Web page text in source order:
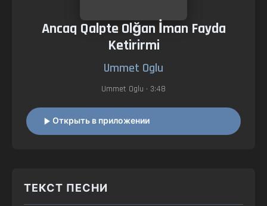
Ancaq Qalpte Olğan İman Fayda
Ketirirmi
Ummet Oglu
Ummet Oglu • 3:48
Открыть в приложении
ТЕКСТ ПЕСНИ